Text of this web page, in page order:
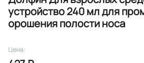
устройство 240 мл для
орошения полости носа
Цена: